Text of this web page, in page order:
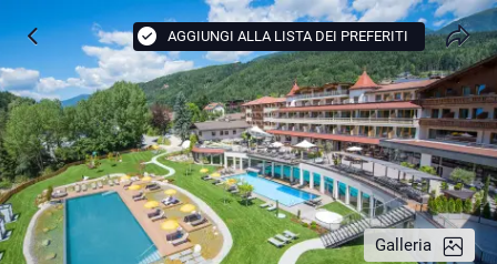
Galleria
AGGIUNGI ALLA LISTA DEI PREFERITI